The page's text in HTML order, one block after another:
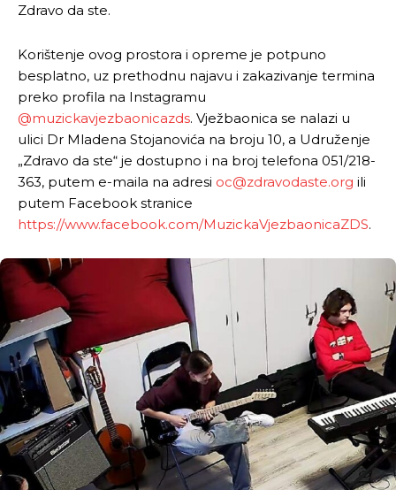
Zdravo da ste.
Korištenje ovog prostora i opreme je potpuno
besplatno, uz prethodnu najavu i zakazivanje termina
preko profila na Instagramu
@muzickavjezbaonicazds. Vježbaonica se nalazi u
ulici Dr Mladena Stojanovića na broju 10, a Udruženje
„Zdravo da ste“ je dostupno i na broj telefona 051/218-
363, putem e-maila na adresi oc@zdravodaste.org ili
putem Facebook stranice
https://www.facebook.com/MuzickaVjezbaonicaZDS.